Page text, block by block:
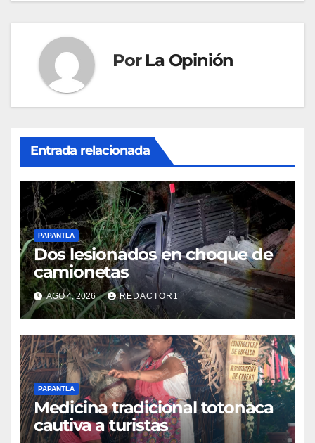
Por La Opinión
Entrada relacionada
PAPANTLA
Dos lesionados en choque de
camionetas
AGO 4, 2026 REDACTOR1
PAPANTLA
Medicina tradicional totonaca
cautiva a turistas